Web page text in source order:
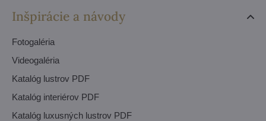
Inšpirácie a návody
Fotogaléria
Videogaléria
Katalóg lustrov PDF
Katalóg interiérov PDF
Katalóg luxusných lustrov PDF